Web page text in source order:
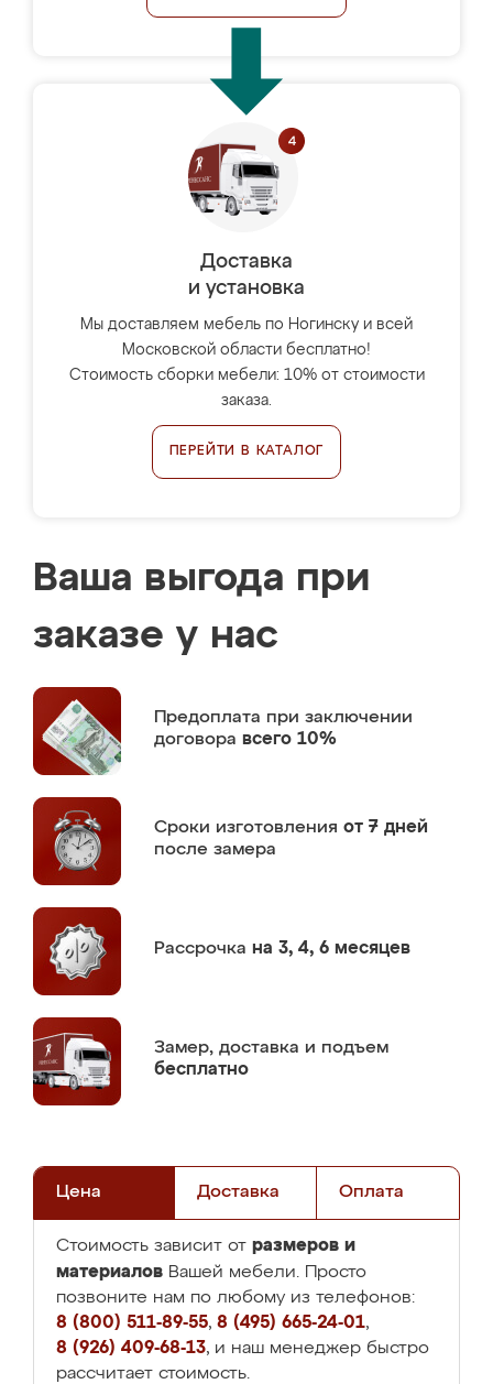
Доставка
и установка
Мы доставляем мебель по Ногинску и всей
Московской области бесплатно!
Стоимость сборки мебели: 10% от стоимости
заказа.
ПЕРЕЙТИ В КАТАЛОГ
Ваша выгода при
заказе у нас
Предоплата при заключении
договора всего 10%
Сроки изготовления от 7 дней
после замера
Рассрочка на 3, 4, 6 месяцев
Замер, доставка и подъем
бесплатно
Цена Доставка Оплата
Стоимость зависит от размеров и
материалов Вашей мебели. Просто
позвоните нам по любому из телефонов:
8 (800) 511-89-55, 8 (495) 665-24-01,
8 (926) 409-68-13, и наш менеджер быстро
рассчитает стоимость.